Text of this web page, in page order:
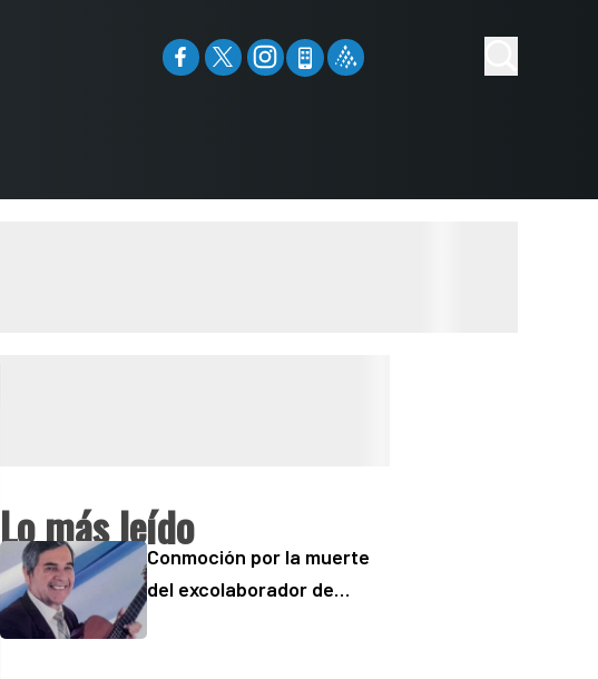
Lo más leído
Conmoción por la muerte
del excolaborador de